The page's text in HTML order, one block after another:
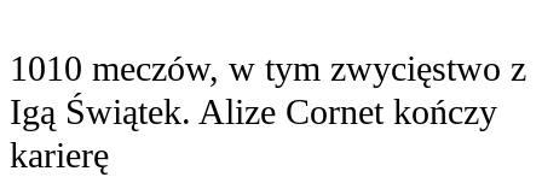
1010 meczów, w tym zwycięstwo z
Igą Świątek. Alize Cornet kończy
karierę